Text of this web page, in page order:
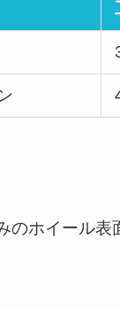
のホイール表